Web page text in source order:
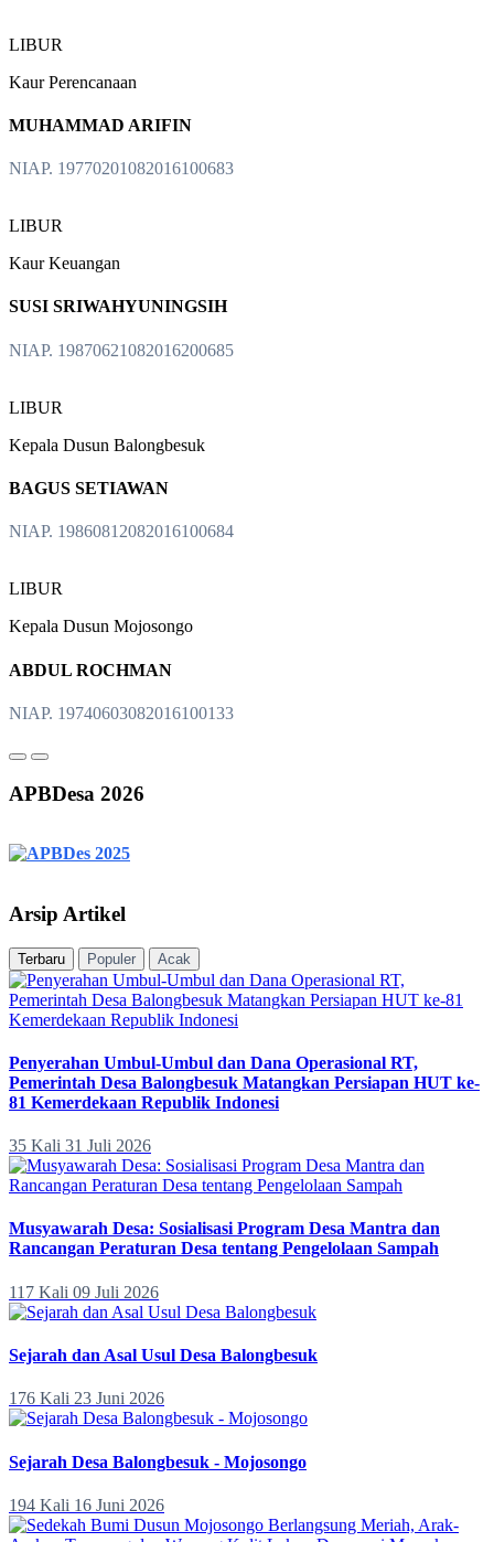
LIBUR
Kaur Perencanaan
MUHAMMAD ARIFIN
NIAP. 19770201082016100683
LIBUR
Kaur Keuangan
SUSI SRIWAHYUNINGSIH
NIAP. 19870621082016200685
LIBUR
Kepala Dusun Balongbesuk
BAGUS SETIAWAN
NIAP. 19860812082016100684
LIBUR
Kepala Dusun Mojosongo
ABDUL ROCHMAN
NIAP. 19740603082016100133
APBDesa 2026
Arsip Artikel
Terbaru Populer Acak
Penyerahan Umbul-Umbul dan Dana Operasional RT,
Pemerintah Desa Balongbesuk Matangkan Persiapan HUT ke-
81 Kemerdekaan Republik Indonesi
35 Kali 31 Juli 2026
Musyawarah Desa: Sosialisasi Program Desa Mantra dan
Rancangan Peraturan Desa tentang Pengelolaan Sampah
117 Kali 09 Juli 2026
Sejarah dan Asal Usul Desa Balongbesuk
176 Kali 23 Juni 2026
Sejarah Desa Balongbesuk - Mojosongo
194 Kali 16 Juni 2026